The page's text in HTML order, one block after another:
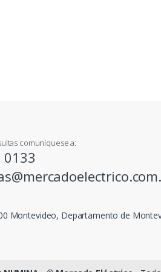
comuníquese a:
0133
Montevideo, Departamento de